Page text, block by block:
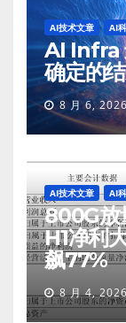
AI技术文章 AI
AI Infra
确定的
8 月 6,
AI技术文章 AI
800G放
H1净利
飙77%
8 月 4,